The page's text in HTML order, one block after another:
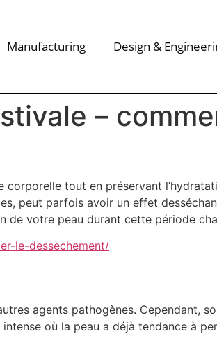
Manufacturing Design &
–
corporelle tout en préservant
peut parfois avoir un effet
de votre peau durant cette période
le-dessechement/
agents pathogènes. Cependant,
où la peau a déjà tendance à